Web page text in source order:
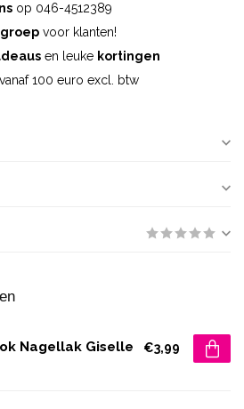
op 046-4512389
groep voor klanten!
en leuke kortingen
vanaf 100 euro excl. btw
Nagellak Giselle €3,99